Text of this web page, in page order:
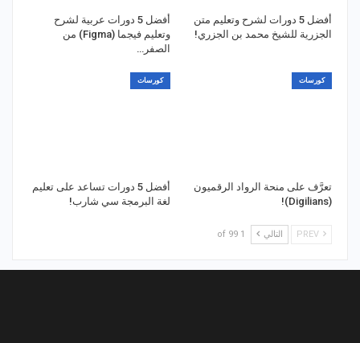
أفضل 5 دورات لشرح وتعليم متن
الجزرية للشيخ محمد بن الجزري!
أفضل 5 دورات عربية لشرح
وتعليم فيجما (Figma) من
الصفر…
كورسات
تعرَّف على منحة الرواد الرقميون
(Digilians)!
كورسات
أفضل 5 دورات تساعد على تعليم
لغة البرمجة سي شارب!
التالي 1 of 99